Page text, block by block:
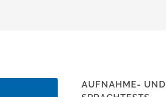
AUFNAHME- UND